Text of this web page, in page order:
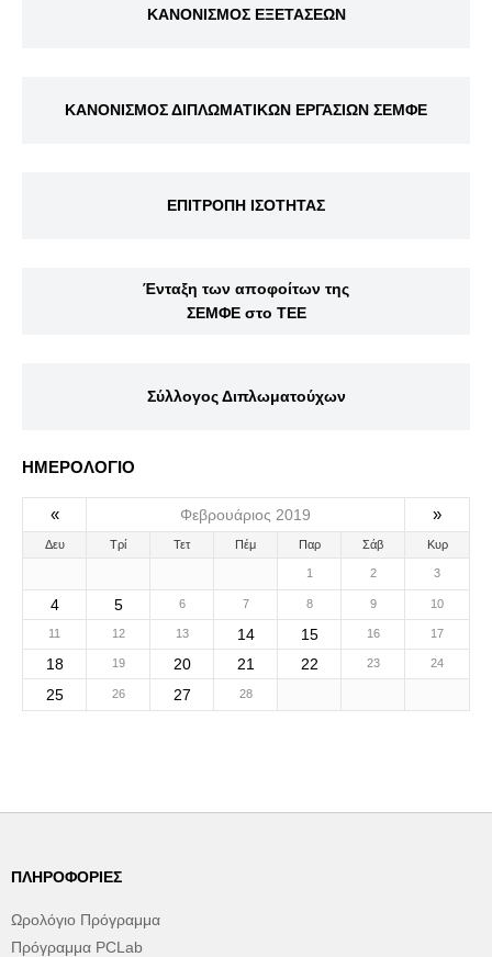
ΚΑΝΟΝΙΣΜΟΣ ΕΞΕΤΑΣΕΩΝ
ΚΑΝΟΝΙΣΜΟΣ ΔΙΠΛΩΜΑΤΙΚΩΝ ΕΡΓΑΣΙΩΝ ΣΕΜΦΕ
ΕΠΙΤΡΟΠΗ ΙΣΟΤΗΤΑΣ
Ένταξη των αποφοίτων της
ΣΕΜΦΕ στο ΤΕΕ
Σύλλογος Διπλωματούχων
ΗΜΕΡΟΛΟΓΙΟ
« Φεβρουάριος 2019 »
Δευ Τρί Τετ Πέμ Παρ Σάβ Κυρ
1 2 3
4 5 6 7 8 9 10
11 12 13 14 15 16 17
18 19 20 21 22 23 24
25 26 27 28
ΠΛΗΡΟΦΟΡΊΕΣ
Ωρολόγιο Πρόγραμμα
Πρόγραμμα PCLab